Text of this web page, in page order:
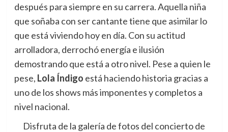
después para siempre en su carrera. Aquella niña
que soñaba con ser cantante tiene que asimilar lo
que está viviendo hoy en día. Con su actitud
arrolladora, derrochó energía e ilusión
demostrando que está a otro nivel. Pese a quien le
pese, Lola Índigo está haciendo historia gracias a
uno de los shows más imponentes y completos a
nivel nacional.
Disfruta de la galería de fotos del concierto de